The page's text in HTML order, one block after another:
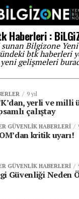
Haberleri :
Bilgizone
btk haberleri
gelişmeleri
9 yıl
yerli ve milli
çalıştay
GÜVENLIK HABERLERI
kritik uyarı!
GÜVENLIK HABERLERI
Güvenliği Neden